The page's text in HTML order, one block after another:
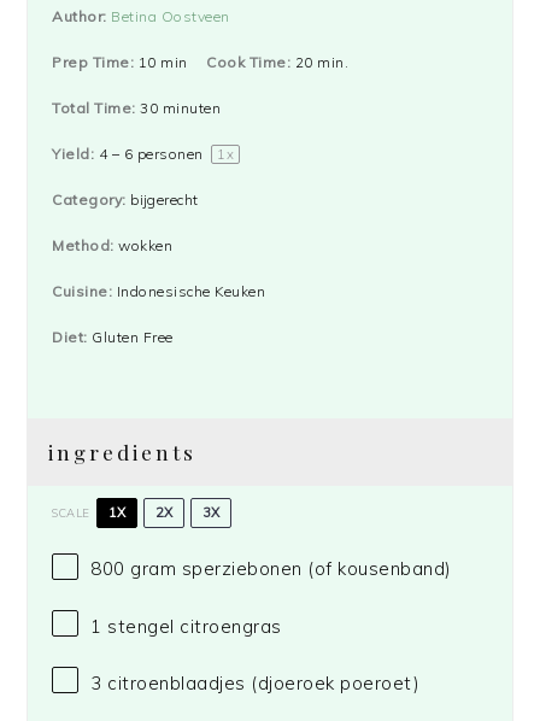
Author: Betina Oostveen
Prep Time: 10 min Cook Time: 20 min.
Total Time: 30 minuten
Yield: 4– 6 personen 1x
Category: bijgerecht
Method: wokken
Cuisine: Indonesische Keuken
Diet: Gluten Free
ingredients
SCALE 1X 2X 3X
800 gram sperziebonen (of kousenband)
1 stengel citroengras
3 citroenblaadjes (djoeroek poeroet)